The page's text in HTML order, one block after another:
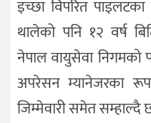
इच्छा विपरित
थालेको पनि १२ वर्ष
नेपाल वायुसेवा निगमको
अपरेसन म्यानेजरका
जिम्मेवारी समेत सम्हाल्दै